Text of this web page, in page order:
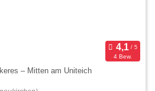
4 Bew.
– Mitten am Uniteich